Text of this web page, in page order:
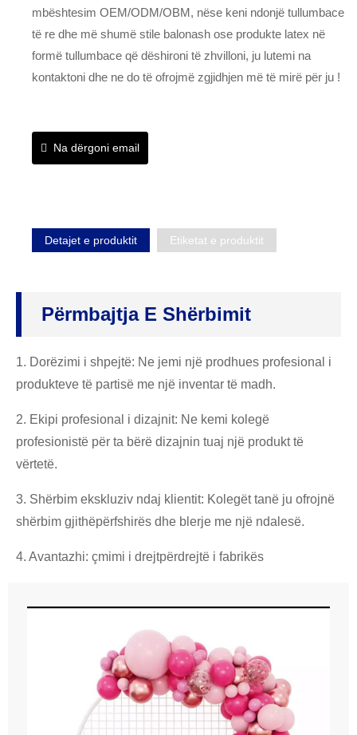
mbështesim OEM/ODM/OBM, nëse keni ndonjë tullumbace
të re dhe më shumë stile balonash ose produkte latex në
formë tullumbace që dëshironi të zhvilloni, ju lutemi na
kontaktoni dhe ne do të ofrojmë zgjidhjen më të mirë për ju !
Na dërgoni email
Detajet e produktit Etiketat e produktit
Përmbajtja E Shërbimit
1. Dorëzimi i shpejtë: Ne jemi një prodhues profesional i
produkteve të partisë me një inventar të madh.
2. Ekipi profesional i dizajnit: Ne kemi kolegë
profesionistë për ta bërë dizajnin tuaj një produkt të
vërtetë.
3. Shërbim ekskluziv ndaj klientit: Kolegët tanë ju ofrojnë
shërbim gjithëpërfshirës dhe blerje me një ndalesë.
4. Avantazhi: çmimi i drejtpërdrejtë i fabrikës